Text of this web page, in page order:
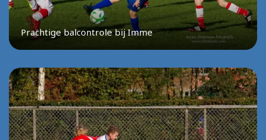
Prachtige balcontrole bij Imme